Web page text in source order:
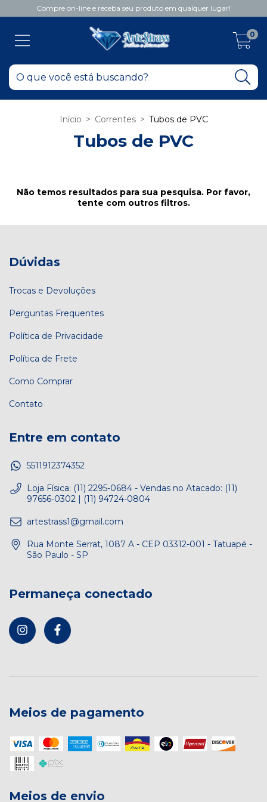
Compre on-line e receba seu produto em qualquer lugar!
0
Início > Correntes > Tubos de PVC
Tubos de PVC
Não temos resultados para sua pesquisa. Por favor,
tente com outros filtros.
Dúvidas
Trocas e Devoluções
Perguntas Frequentes
Política de Privacidade
Política de Frete
Como Comprar
Contato
Entre em contato
5511912374352
Loja Física: (11) 2295-0684 - Vendas no Atacado: (11)
97656-0302 | (11) 94724-0804
artestrass1@gmail.com
Rua Monte Serrat, 1087 A - CEP 03312-001 - Tatuapé -
São Paulo - SP
Permaneça conectado
Meios de pagamento
Meios de envio